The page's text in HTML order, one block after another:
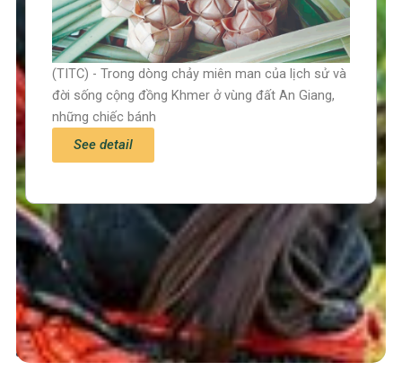
Trang chủ
Tin tức – Sự kiện
Chính sách
Văn hoá – Đời sống
(TITC) - Trong dòng chảy miên man của lịch sử và
đời sống cộng đồng Khmer ở vùng đất An Giang,
những chiếc bánh
See detail